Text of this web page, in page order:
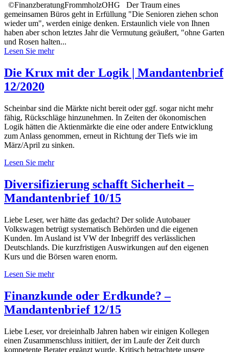
©FinanzberatungFrommholzOHG Der Traum eines
gemeinsamen Büros geht in Erfüllung "Die Senioren ziehen schon
wieder um", werden einige denken. Erstaunlich viele von Ihnen
haben aber schon letztes Jahr die Vermutung geäußert, "ohne Garten
und Rosen halten...
Lesen Sie mehr
Die Krux mit der Logik | Mandantenbrief
12/2020
Scheinbar sind die Märkte nicht bereit oder ggf. sogar nicht mehr
fähig, Rückschläge hinzunehmen. In Zeiten der ökonomischen
Logik hätten die Aktienmärkte die eine oder andere Entwicklung
zum Anlass genommen, erneut in Richtung der Tiefs wie im
März/April zu sinken.
Lesen Sie mehr
Diversifizierung schafft Sicherheit –
Mandantenbrief 10/15
Liebe Leser, wer hätte das gedacht? Der solide Autobauer
Volkswagen betrügt systematisch Behörden und die eigenen
Kunden. Im Ausland ist VW der Inbegriff des verlässlichen
Deutschlands. Die kurzfristigen Auswirkungen auf den eigenen
Kurs und die Börsen waren enorm.
Lesen Sie mehr
Finanzkunde oder Erdkunde? –
Mandantenbrief 12/15
Liebe Leser, vor dreieinhalb Jahren haben wir einigen Kollegen
einen Zusammenschluss initiiert, der im Laufe der Zeit durch
kompetente Berater ergänzt wurde. Kritisch betrachtete unsere